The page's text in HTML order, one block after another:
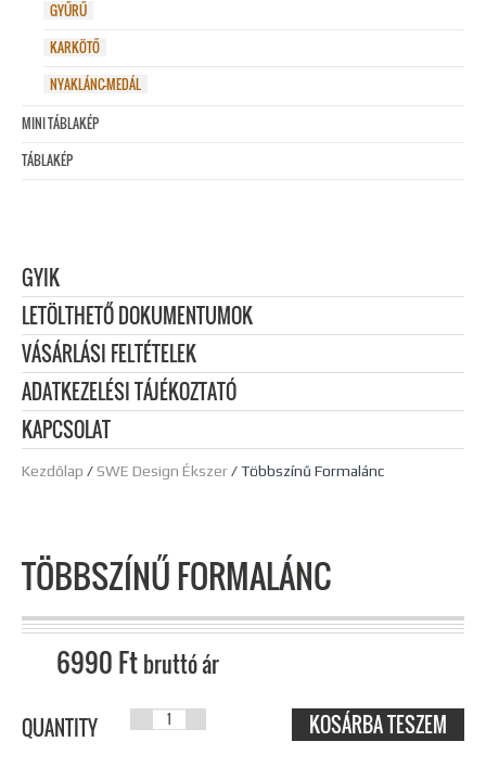
Kezdőlap /SWE Design Ékszer/ Többszínű Formalánc
TÖBBSZÍNŰ FORMALÁNC
6990Ft bruttó ár
QUANTITY
TÖBBSZÍNŰ
KOSÁRBA TESZEM
GYŰRŰ
KARKÖTŐ
NYAKLÁNC-MEDÁL
MINI TÁBLAKÉP
TÁBLAKÉP
GYIK
LETÖLTHETŐ DOKUMENTUMOK
VÁSÁRLÁSI FELTÉTELEK
ADATKEZELÉSI TÁJÉKOZTATÓ
KAPCSOLAT